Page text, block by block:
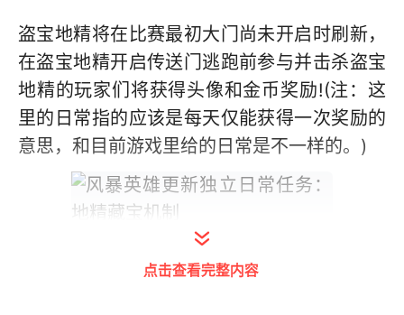
盗宝地精将在比赛最初大门尚未开启时刷新，
在盗宝地精开启传送门逃跑前参与并击杀盗宝
地精的玩家们将获得头像和金币奖励!(注：这
里的日常指的应该是每天仅能获得一次奖励的
意思，和目前游戏里给的日常是不一样的。)
点击查看完整内容